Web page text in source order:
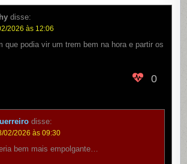
disse:
2026 às 12:06
que podia vir um trem bem na hora e partir os
0
disse:
02/2026 às 09:30
bem mais empolgante…